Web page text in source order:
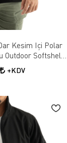
Kesim Içi Polar
Outdoor Softshell
+KDV